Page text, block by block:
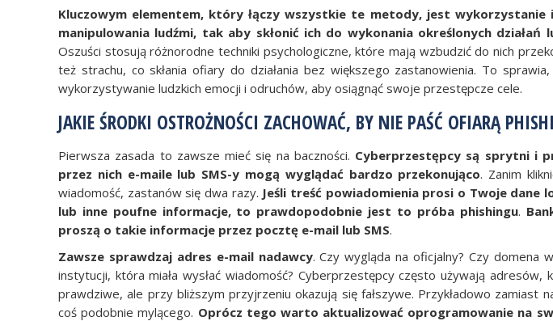
Kluczowym elementem, który łączy wszystkie te metody, jest wykorzystanie
manipulowania ludźmi, tak aby skłonić ich do wykonania określonych
Oszuści stosują różnorodne techniki psychologiczne, które mają wzbudzić do nich
też strachu, co skłania ofiary do działania bez większego zastanowienia. To
wykorzystywanie ludzkich emocji i odruchów, aby osiągnąć swoje przestępcze cele.
JAKIE ŚRODKI OSTROŻNOŚCI ZACHOWAĆ, BY NIE PAŚĆ OFIARĄ
Pierwsza zasada to zawsze mieć się na baczności. Cyberprzestępcy są sprytni i
przez nich e-maile lub SMS-y mogą wyglądać bardzo przekonująco. Zanim
wiadomość, zastanów się dwa razy. Jeśli treść powiadomienia prosi o Twoje
lub inne poufne informacje, to prawdopodobnie jest to próba phishingu.
proszą o takie informacje przez pocztę e-mail lub SMS.
Zawsze sprawdzaj adres e-mail nadawcy. Czy wygląda na oficjalny? Czy domena
instytucji, która miała wysłać wiadomość? Cyberprzestępcy często używają
prawdziwe, ale przy bliższym przyjrzeniu okazują się fałszywe. Przykładowo zamiast
coś podobnie mylącego. Oprócz tego warto aktualizować oprogramowanie na